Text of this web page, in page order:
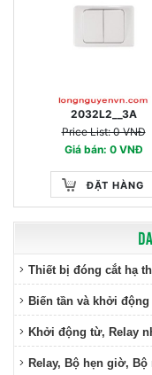
Thiết bị đóng cắt hạ
Biến tần và khởi
Khởi động từ, Relay
Relay, Bộ hẹn giờ,
2032L2__3A
Price List: 0 VNĐ
Giá bán: 0 VNĐ
ĐẶT HÀNG